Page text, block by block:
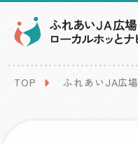
TOP ふれあいJA広場